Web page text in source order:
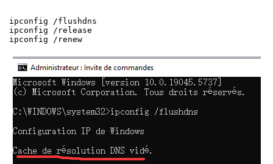
ipconfig /flushdns
ipconfig /release
ipconfig /renew